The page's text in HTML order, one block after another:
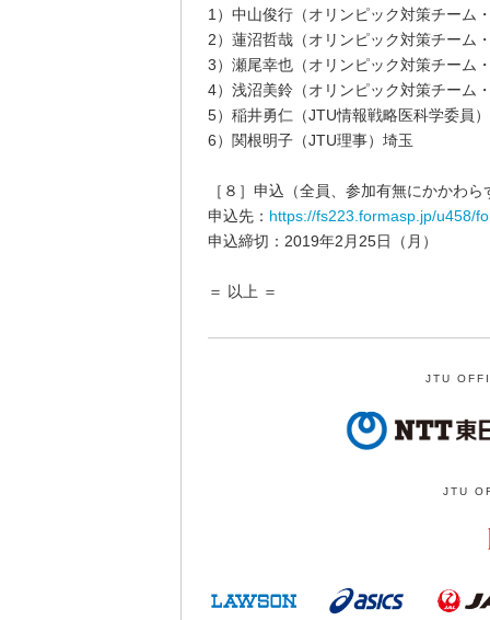
1）中山俊行（オリンピック対策チーム
2）蓮沼哲哉（オリンピック対策チーム
3）瀬尾幸也（オリンピック対策チーム
4）浅沼美鈴（オリンピック対策チーム
5）稲井勇仁（JTU情報戦略医科学委員
6）関根明子（JTU理事）埼玉
［８］申込（全員、参加有無にかかわ
申込先： https://fs223.formasp.jp/u458/
申込締切：2019年2月25日（月）
＝ 以上 ＝
JTU
JTU